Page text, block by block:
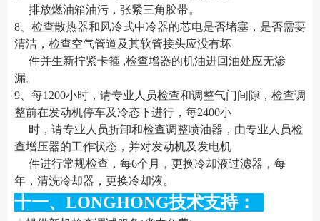
排放燃油箱油污，张紧三角胶带。
8、检查散热器和风冷式中冷器的芯电是否堵塞，是否需要
清洁，检查空气管道及其软管接头应没有坏
件并生新拧紧卡箍 ,检查增器的机油进回油处应无渗
漏。
9、每1200小时，请专业人员检查和调整气门间隙，检查调
整前在发动机停车及冷态下进行，每2400小
时，请专业人员折卸和检查调整喷油器，由专业人员检
查增压器的工作状态，并对发动机及发电机
件进行常规检查，每6个月，更换冷却液过滤器，每
年，清洗冷却器，更换冷却液。
十一、LONGHONG技术支持：